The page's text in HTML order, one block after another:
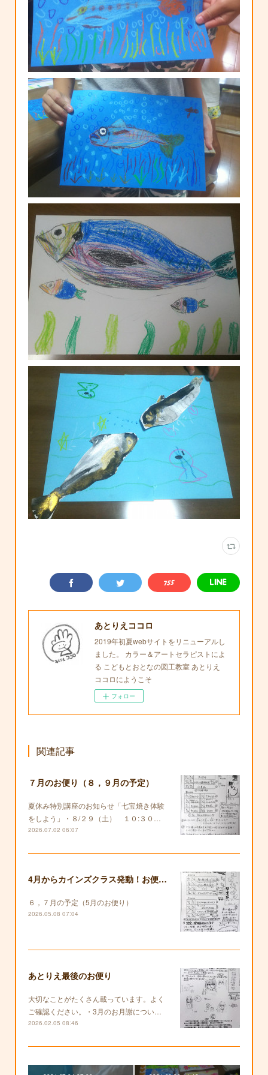
あとりえココロ
2019年初夏webサイトをリニューアルし
ました。 カラー＆アートセラピストによ
る こどもとおとなの図工教室 あとりえ
ココロにようこそ
フォロー
関連記事
７月のお便り（８，９月の予定）
夏休み特別講座のお知らせ「七宝焼き体験
をしよう」・８/２９（土） １０:３０…
2026.07.02 06:07
4月からカインズクラス発動！お便りも復活します！
６，７月の予定（5月のお便り）
2026.05.08 07:04
あとりえ最後のお便り
大切なことがたくさん載っています。よく
ご確認ください。・3月のお月謝につい…
2026.02.05 08:46